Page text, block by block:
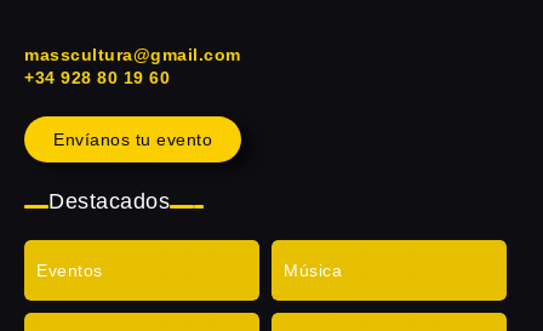
masscultura@gmail.com
+34 928 80 19 60
Envíanos tu evento
Destacados
Eventos Música